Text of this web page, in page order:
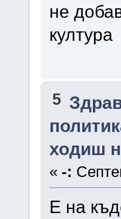
не
култура
5
ходиш
« -:
Е на